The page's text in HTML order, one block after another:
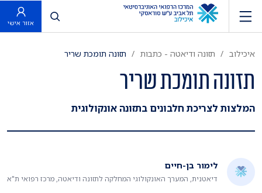
פתח חיפוש
אזור אישי
איכילוב תזונה ודיאטה - כתבות תזונה תומכת שריר
תזונה תומכת שריר
המלצות לצריכת חלבונים בתזונה אונקולוגית
לימור בן-חיים
דיאטנית, המערך האונקולוגי המחלקה לתזונה ודיאטה, מרכז רפואי ת"א